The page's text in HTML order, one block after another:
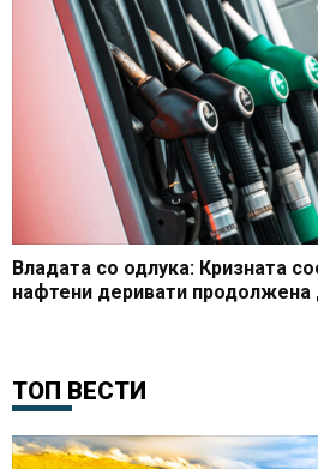
Владата со одлука: Кризната
нафтени деривати продолжена
ТОП ВЕСТИ